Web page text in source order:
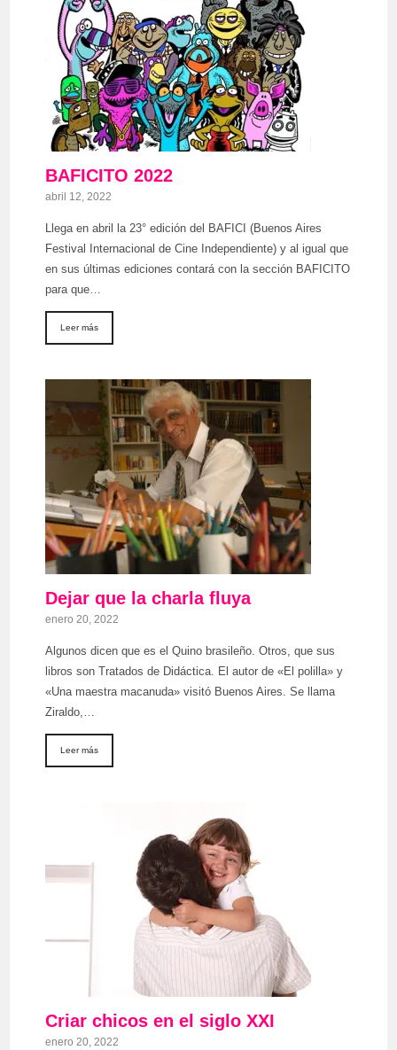
BAFICITO 2022
abril 12, 2022
Llega en abril la 23° edición del BAFICI (Buenos Aires
Festival Internacional de Cine Independiente) y al igual que
en sus últimas ediciones contará con la sección BAFICITO
para que…
Leer más
Dejar que la charla fluya
enero 20, 2022
Algunos dicen que es el Quino brasileño. Otros, que sus
libros son Tratados de Didáctica. El autor de «El polilla» y
«Una maestra macanuda» visitó Buenos Aires. Se llama
Ziraldo,…
Leer más
Criar chicos en el siglo XXI
enero 20, 2022